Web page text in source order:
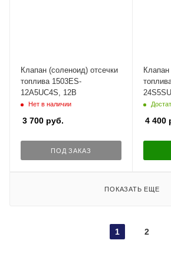
Клапан (соленоид) отсечки
топлива 1503ES-
12A5UC4S, 12В
Нет в наличии
3 700 руб.
ПОД ЗАКАЗ
4 400
ПОКАЗАТЬ ЕЩЕ
1 2